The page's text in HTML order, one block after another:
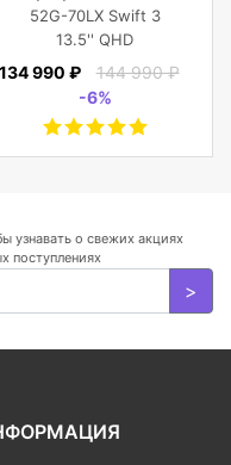
Silver
52G-70LX Swift 3
13.5'' QHD
(2256x1504) IPS/Intel
Core i7-1065G7
1.30GHz Quad/16
GB+1TB SSD/GF
MX350 2
134 990 ₽
144 990 ₽
-6%
узнавать о свежих акциях
поступлениях
>